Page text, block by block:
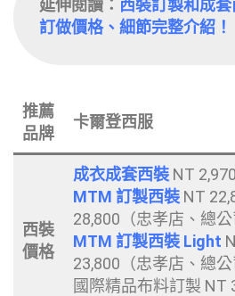
延伸閱讀： 西裝訂製和成
訂做價格、細節完整介紹！
推薦
品牌
卡爾登西服
西裝
價格
成衣成套西裝NT
MTM 訂製西裝NT
28,800（忠孝店、總公
MTM 訂製西裝 Light
23,800（忠孝店、總公
國際精品布料訂製 NT